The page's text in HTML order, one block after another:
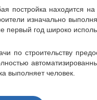
постройка находится
изначально
первый год широко
по строительству
выполняет человек.